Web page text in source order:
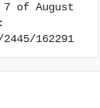
of August
162291